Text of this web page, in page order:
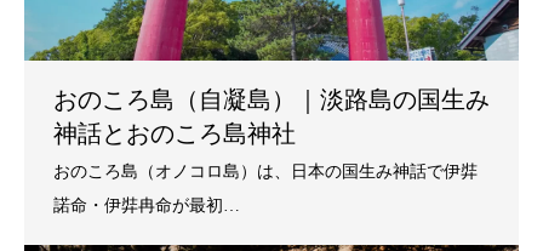
おのころ島（自凝島）｜淡路島の国生み
神話とおのころ島神社